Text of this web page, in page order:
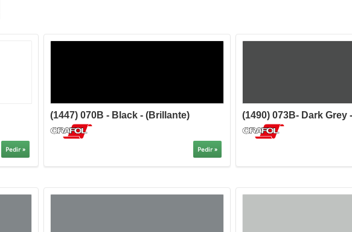
Pedir »
(1447) 070B - Black - (Brillante)
Pedir »
(1490) 073B- Dark Grey